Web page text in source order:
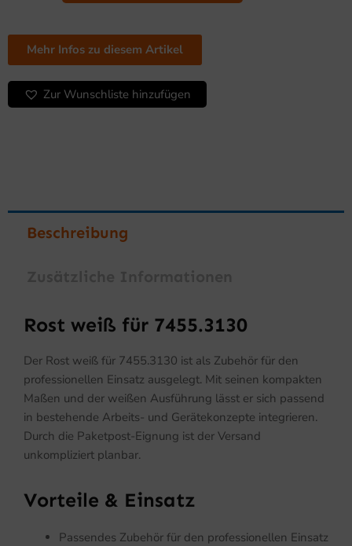
Mehr Infos zu diesem Artikel
Zur Wunschliste hinzufügen
Beschreibung
Rost weiß für 7455.3130
Der Rost weiß für 7455.3130 ist als Zubehör für den
professionellen Einsatz ausgelegt. Mit seinen kompakten
Maßen und der weißen Ausführung lässt er sich passend
in bestehende Arbeits- und Gerätekonzepte integrieren.
Durch die Paketpost-Eignung ist der Versand
unkompliziert planbar.
Vorteile & Einsatz
Passendes Zubehör für den professionellen Einsatz